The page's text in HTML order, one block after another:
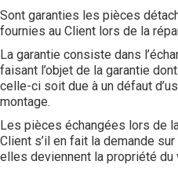
Sont garanties les pièces
fournies au Client lors de la
La garantie consiste dans
faisant l’objet de la garantie
celle-ci soit due à un défaut
montage.
Les pièces échangées lors de
Client s’il en fait la demande
elles deviennent la propriété du